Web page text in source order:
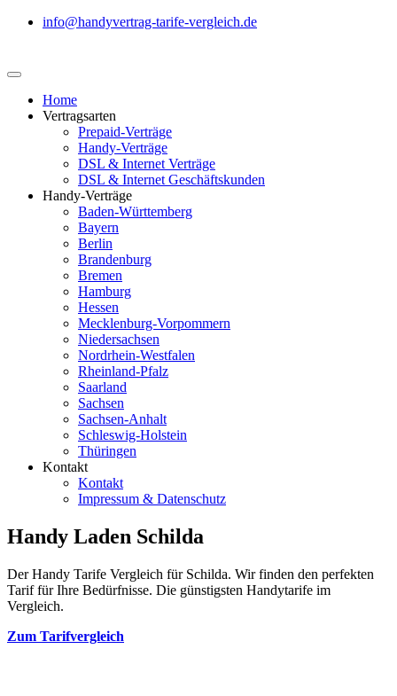
info@handyvertrag-tarife-vergleich.de
Home
Vertragsarten
Prepaid-Verträge
Handy-Verträge
DSL & Internet Verträge
DSL & Internet Geschäftskunden
Handy-Verträge
Baden-Württemberg
Bayern
Berlin
Brandenburg
Bremen
Hamburg
Hessen
Mecklenburg-Vorpommern
Niedersachsen
Nordrhein-Westfalen
Rheinland-Pfalz
Saarland
Sachsen
Sachsen-Anhalt
Schleswig-Holstein
Thüringen
Kontakt
Kontakt
Impressum & Datenschutz
Handy Laden Schilda
Der Handy Tarife Vergleich für Schilda. Wir finden den perfekten
Tarif für Ihre Bedürfnisse. Die günstigsten Handytarife im
Vergleich.
Zum Tarifvergleich